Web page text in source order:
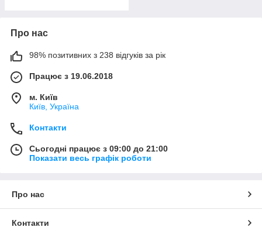
Про нас
98% позитивних з 238 відгуків за рік
Працює з 19.06.2018
м. Київ
Київ, Україна
Контакти
Сьогодні працює з 09:00 до 21:00
Показати весь графік роботи
Про нас
Контакти